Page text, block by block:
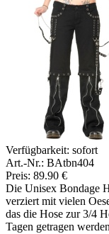
Verfügbarkeit: sofort
Art.-Nr.: BAtbn404
Preis: 89.90 €
Die Unisex Bondage
verziert mit vielen
das die Hose zur 3/4
Tagen getragen